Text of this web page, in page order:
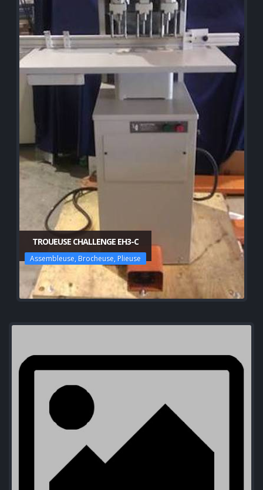
TROUEUSE CHALLENGE EH3-C
Assembleuse, Brocheuse, Plieuse